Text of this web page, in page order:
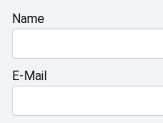
Name
E-Mail